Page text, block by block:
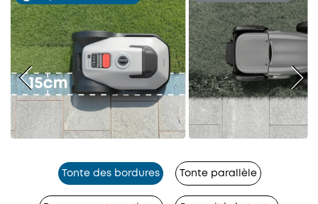
Tonte des bordures Tonte parallèle